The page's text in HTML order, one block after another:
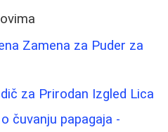
Zamena za Puder za
za Prirodan Izgled Lica
čuvanju papagaja -